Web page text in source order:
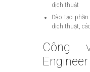
dịch thuật
Đào tạo
dịch thuật,
Công